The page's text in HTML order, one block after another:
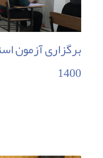
برگزاری آزمون
1400